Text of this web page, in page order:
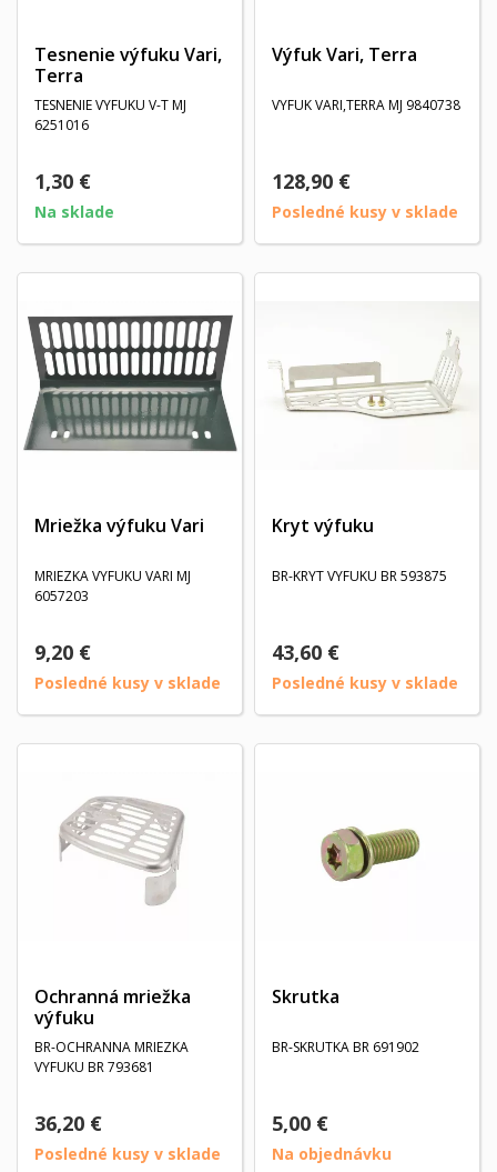
Tesnenie výfuku Vari,
Terra
TESNENIE VYFUKU V-T MJ
6251016
1,30 €
Na sklade
Výfuk Vari, Terra
VYFUK VARI,TERRA MJ 9840738
128,90 €
Posledné kusy v sklade
Mriežka výfuku Vari
MRIEZKA VYFUKU VARI MJ
6057203
9,20 €
Posledné kusy v sklade
Kryt výfuku
BR-KRYT VYFUKU BR 593875
43,60 €
Posledné kusy v sklade
Ochranná mriežka
výfuku
BR-OCHRANNA MRIEZKA
VYFUKU BR 793681
36,20 €
Posledné kusy v sklade
Skrutka
BR-SKRUTKA BR 691902
5,00 €
Na objednávku